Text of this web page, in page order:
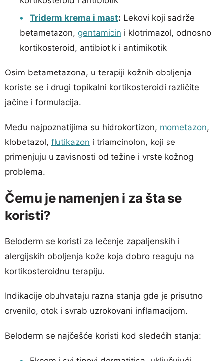
Triderm krema i mast: Lekovi koji sadrže
betametazon, gentamicin i klotrimazol, odnosno
kortikosteroid, antibiotik i antimikotik
Osim betametazona, u terapiji kožnih oboljenja
koriste se i drugi topikalni kortikosteroidi različite
jačine i formulacija.
Među najpoznatijima su hidrokortizon, mometazon,
klobetazol, flutikazon i triamcinolon, koji se
primenjuju u zavisnosti od težine i vrste kožnog
problema.
Čemu je namenjen i za šta se
koristi?
Beloderm se koristi za lečenje zapaljenskih i
alergijskih oboljenja kože koja dobro reaguju na
kortikosteroidnu terapiju.
Indikacije obuhvataju razna stanja gde je prisutno
crvenilo, otok i svrab uzrokovani inflamacijom.
Beloderm se najčešće koristi kod sledećih stanja: